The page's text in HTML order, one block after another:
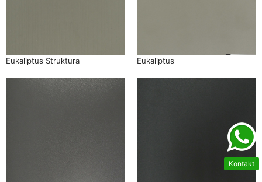
Eukaliptus Struktura Eukaliptus
Kontakt